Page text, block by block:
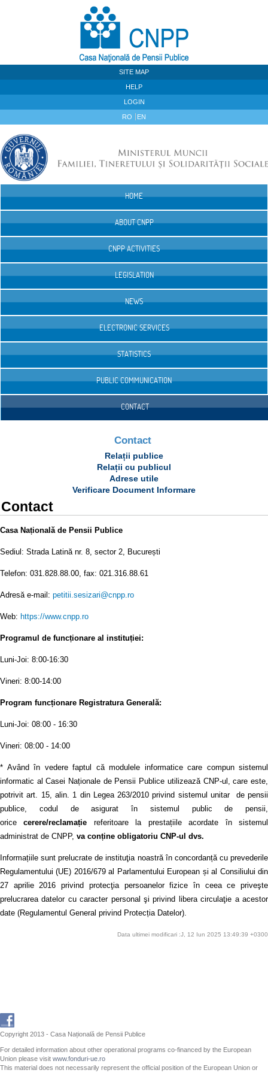
SITE MAP
HELP
LOGIN
RO EN
HOME
ABOUT CNPP
CNPP ACTIVITIES
LEGISLATION
NEWS
ELECTRONIC SERVICES
STATISTICS
PUBLIC COMMUNICATION
CONTACT
Contact
Relații publice
Relații cu publicul
Adrese utile
Verificare Document Informare
Contact
Casa Națională de Pensii Publice
Sediul: Strada Latină nr. 8, sector 2, București
Telefon: 031.828.88.00, fax: 021.316.88.61
Adresă e-mail: petitii.sesizari@cnpp.ro
Web: https://www.cnpp.ro
Programul de funcționare al instituției:
Luni-Joi: 8:00-16:30
Vineri: 8:00-14:00
Program funcționare Registratura Generală:
Luni-Joi: 08:00 - 16:30
Vineri: 08:00 - 14:00
* Având în vedere faptul că modulele informatice care compun sistemul
informatic al Casei Naționale de Pensii Publice utilizează CNP-ul, care este,
potrivit art. 15, alin. 1 din Legea 263/2010 privind sistemul unitar de pensii
publice, codul de asigurat în sistemul public de pensii,
oricecerere/reclamație referitoare la prestațiile acordate în sistemul
administrat de CNPP, va conține obligatoriu CNP-ul dvs.
Informațiile sunt prelucrate de instituţia noastră în concordanță cu prevederile
Regulamentului (UE) 2016/679 al Parlamentului European și al Consiliului din
27 aprilie 2016 privind protecţia persoanelor fizice în ceea ce priveşte
prelucrarea datelor cu caracter personal şi privind libera circulaţie a acestor
date (Regulamentul General privind Protecția Datelor).
Data ultimei modificari :J, 12 Iun 2025 13:49:39 +0300
Copyright 2013 - Casa Națională de Pensii Publice
For detailed information about other operational programs co-financed by the European
Union please visit www.fonduri-ue.ro
This material does not necessarily represent the official position of the European Union or